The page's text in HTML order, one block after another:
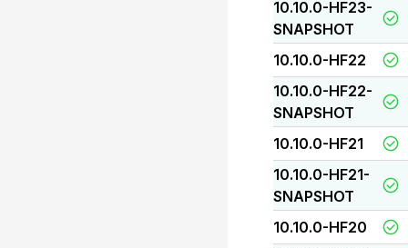
10.10.0-HF23-
SNAPSHOT
10.10.0-HF22
10.10.0-HF22-
SNAPSHOT
10.10.0-HF21
10.10.0-HF21-
SNAPSHOT
10.10.0-HF20